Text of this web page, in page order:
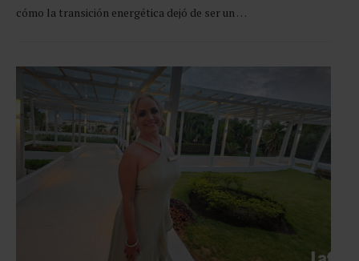
cómo la transición energética dejó de ser un …